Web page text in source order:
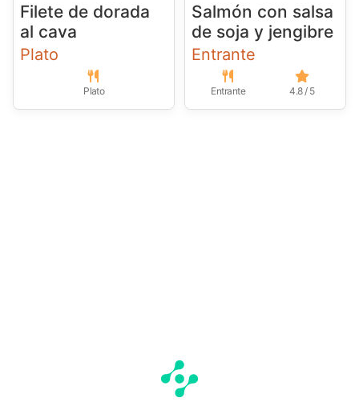
Filete de dorada
al cava
Plato
Plato
Salmón con salsa
de soja y jengibre
Entrante
Entrante 4.8 / 5